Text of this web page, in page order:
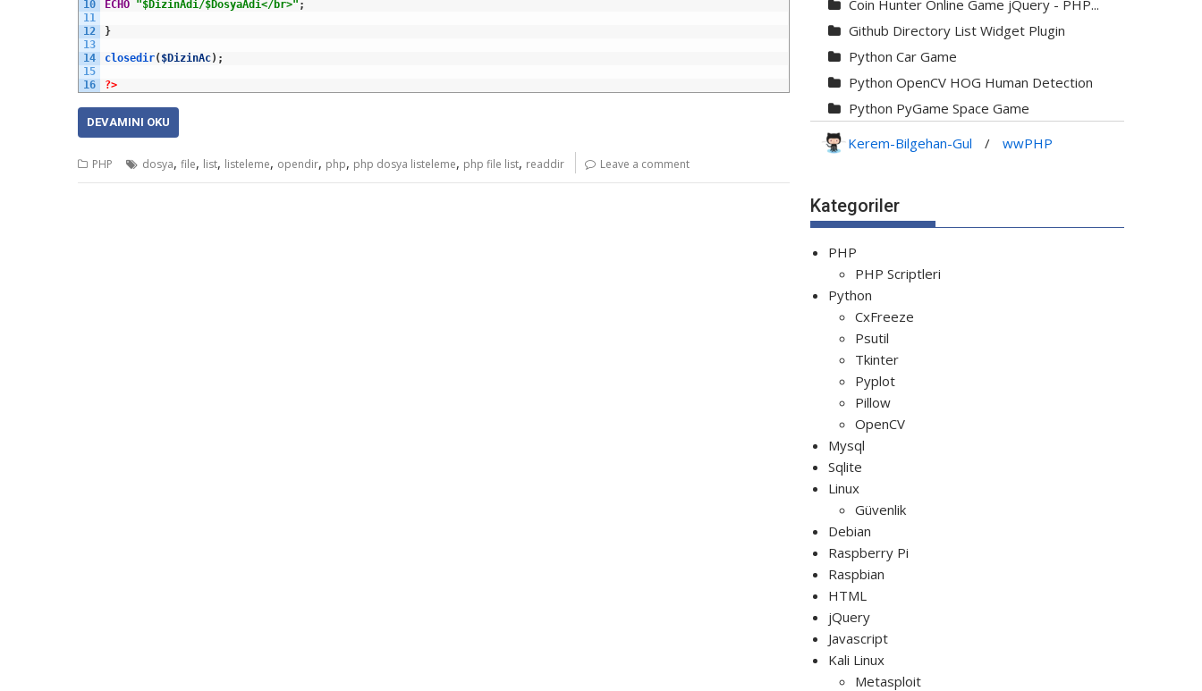
10
11
12
13
14
15
16
ECHO "$DizinAdi/$DosyaAdi</br>" ;
}
closedir( $DizinAc) ;
?>
DEVAMINI OKU
PHP dosya, file, list, listeleme, opendir, php, php dosya listeleme, php file list, readdir Leave a comment
Coin Hunter Online Game jQuery - PHP...
Github Directory List Widget Plugin
Python Car Game
Python OpenCV HOG Human Detection
Python PyGame Space Game
Python Transparent Proxy Server
Kerem-Bilgehan-Gul / wwPHP
Kategoriler
PHP
PHP Scriptleri
Python
CxFreeze
Psutil
Tkinter
Pyplot
Pillow
OpenCV
Mysql
Sqlite
Linux
Güvenlik
Debian
Raspberry Pi
Raspbian
HTML
jQuery
Javascript
Kali Linux
Metasploit